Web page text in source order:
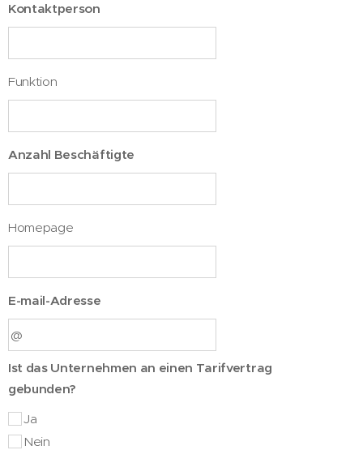
Kontaktperson
Funktion
Anzahl Beschäftigte
Homepage
E-mail-Adresse
Ist das Unternehmen an einen Tarifvertrag
gebunden?
Ja
Nein